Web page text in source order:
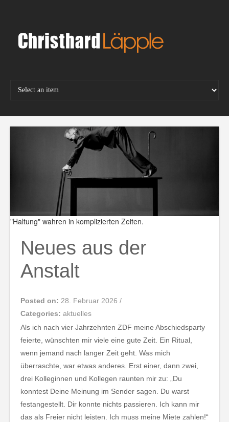
"Haltung" wahren in komplizierten Zeiten.
Neues aus der
Anstalt
Posted on: 28. Februar 2026 /
Categories: aktuelles
Als ich nach vier Jahrzehnten ZDF meine Abschiedsparty
feierte, wünschten mir viele eine gute Zeit. Ein Ritual,
wenn jemand nach langer Zeit geht. Was mich
überraschte, war etwas anderes. Erst einer, dann zwei,
drei Kolleginnen und Kollegen raunten mir zu: „Du
konntest Deine Meinung im Sender sagen. Du warst
festangestellt. Dir konnte nichts passieren. Ich kann mir
das als Freier nicht leisten. Ich muss meine Miete zahlen!“